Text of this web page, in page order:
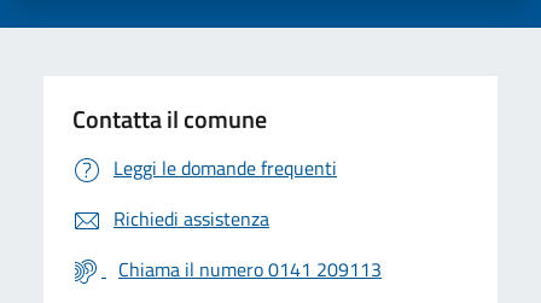
Contatta il comune
Leggi le domande frequenti
Richiedi assistenza
Chiama il numero 0141 209113